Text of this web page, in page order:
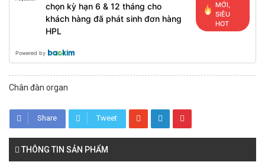
chọn kỳ hạn 6 & 12 tháng cho
khách hàng đã phát sinh đơn hàng
HPL
MỚI,
SIÊU
HOT
Powered by
Chân đàn organ
Share Tweet
THÔNG TIN SẢN PHẨM